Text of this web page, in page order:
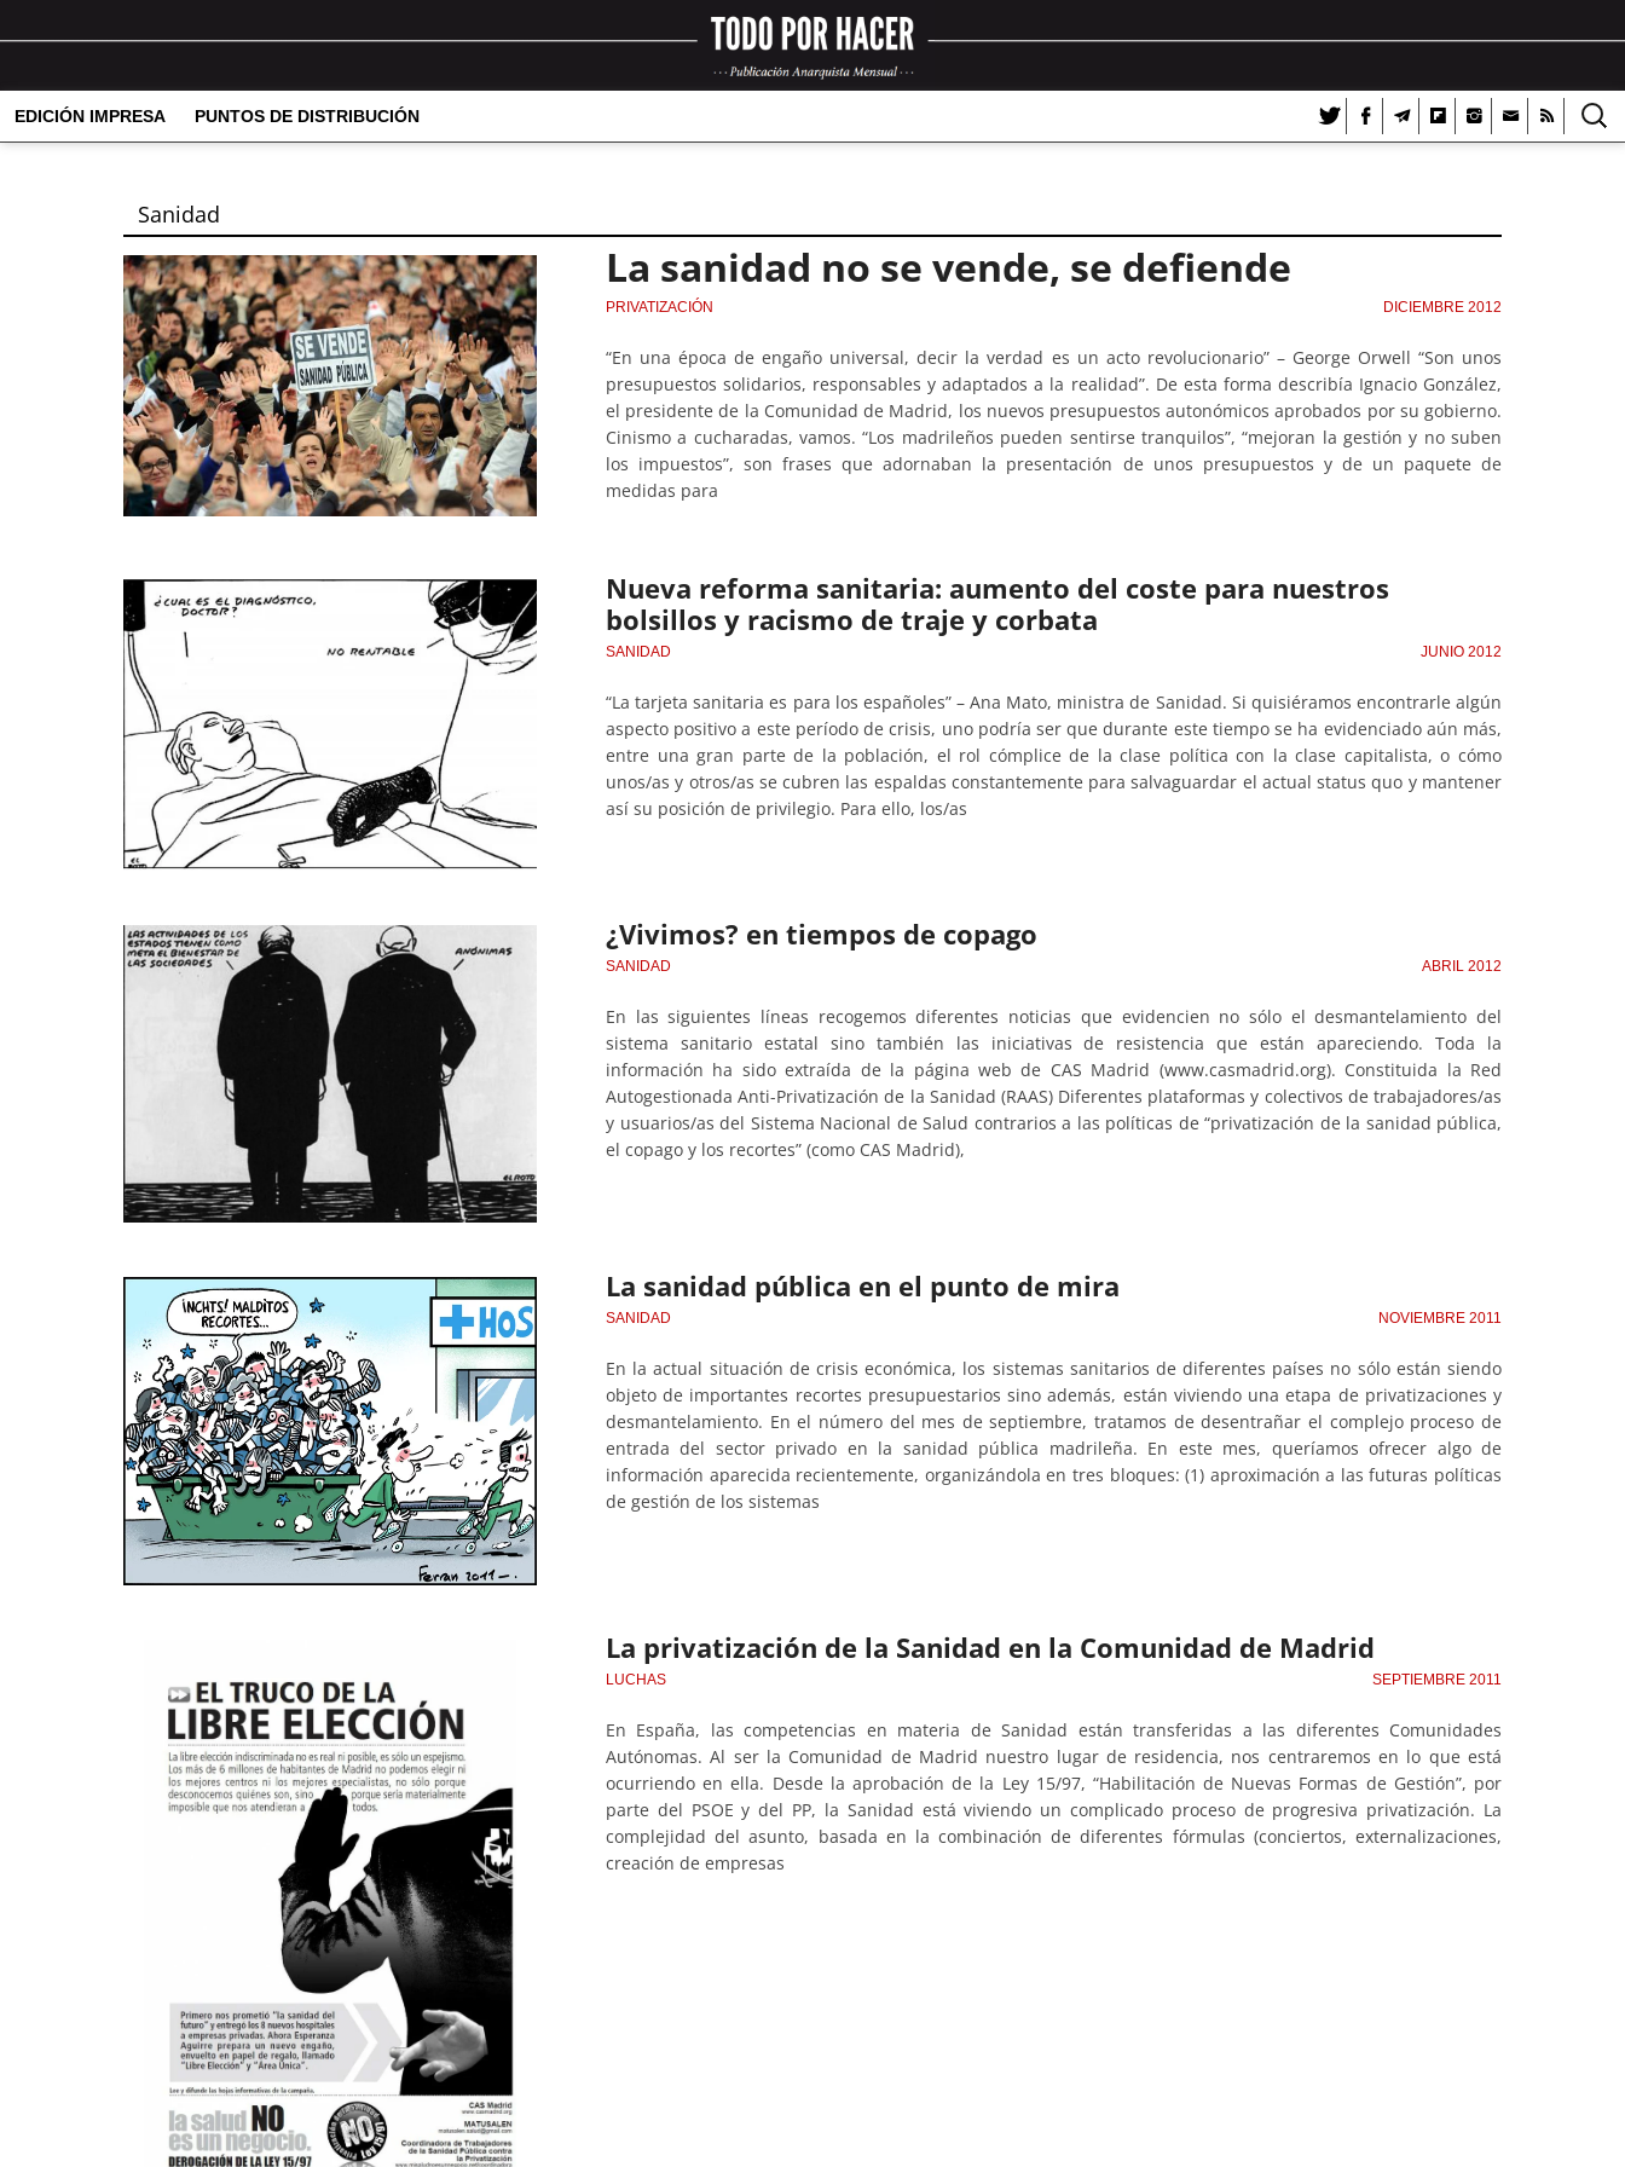
EDICIÓN IMPRESA PUNTOS DE DISTRIBUCIÓN
Sanidad
La sanidad no se vende, se defiende
PRIVATIZACIÓN DICIEMBRE 2012
“En una época de engaño universal, decir la verdad es un acto revolucionario” – George Orwell “Son unos
presupuestos solidarios, responsables y adaptados a la realidad”. De esta forma describía Ignacio González,
el presidente de la Comunidad de Madrid, los nuevos presupuestos autonómicos aprobados por su gobierno.
Cinismo a cucharadas, vamos. “Los madrileños pueden sentirse tranquilos”, “mejoran la gestión y no suben
los impuestos”, son frases que adornaban la presentación de unos presupuestos y de un paquete de
medidas para
Nueva reforma sanitaria: aumento del coste para nuestros
bolsillos y racismo de traje y corbata
SANIDAD JUNIO 2012
“La tarjeta sanitaria es para los españoles” – Ana Mato, ministra de Sanidad. Si quisiéramos encontrarle algún
aspecto positivo a este período de crisis, uno podría ser que durante este tiempo se ha evidenciado aún más,
entre una gran parte de la población, el rol cómplice de la clase política con la clase capitalista, o cómo
unos/as y otros/as se cubren las espaldas constantemente para salvaguardar el actual status quo y mantener
así su posición de privilegio. Para ello, los/as
¿Vivimos? en tiempos de copago
SANIDAD ABRIL 2012
En las siguientes líneas recogemos diferentes noticias que evidencien no sólo el desmantelamiento del
sistema sanitario estatal sino también las iniciativas de resistencia que están apareciendo. Toda la
información ha sido extraída de la página web de CAS Madrid (www.casmadrid.org). Constituida la Red
Autogestionada Anti-Privatización de la Sanidad (RAAS) Diferentes plataformas y colectivos de trabajadores/as
y usuarios/as del Sistema Nacional de Salud contrarios a las políticas de “privatización de la sanidad pública,
el copago y los recortes” (como CAS Madrid),
La sanidad pública en el punto de mira
SANIDAD NOVIEMBRE 2011
En la actual situación de crisis económica, los sistemas sanitarios de diferentes países no sólo están siendo
objeto de importantes recortes presupuestarios sino además, están viviendo una etapa de privatizaciones y
desmantelamiento. En el número del mes de septiembre, tratamos de desentrañar el complejo proceso de
entrada del sector privado en la sanidad pública madrileña. En este mes, queríamos ofrecer algo de
información aparecida recientemente, organizándola en tres bloques: (1) aproximación a las futuras políticas
de gestión de los sistemas
La privatización de la Sanidad en la Comunidad de Madrid
LUCHAS SEPTIEMBRE 2011
En España, las competencias en materia de Sanidad están transferidas a las diferentes Comunidades
Autónomas. Al ser la Comunidad de Madrid nuestro lugar de residencia, nos centraremos en lo que está
ocurriendo en ella. Desde la aprobación de la Ley 15/97, “Habilitación de Nuevas Formas de Gestión”, por
parte del PSOE y del PP, la Sanidad está viviendo un complicado proceso de progresiva privatización. La
complejidad del asunto, basada en la combinación de diferentes fórmulas (conciertos, externalizaciones,
creación de empresas